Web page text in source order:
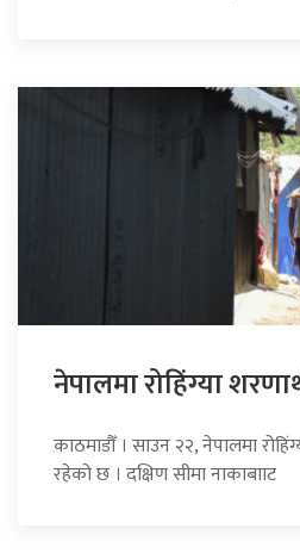
नेपालमा रोहिंग्या
काठमाडौँ । साउन २२, नेपालमा
रहेको छ । दक्षिण सीमा नाकाबााट